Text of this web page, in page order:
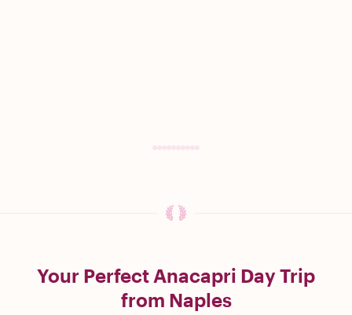
Your Perfect Anacapri Day Trip
from Naples